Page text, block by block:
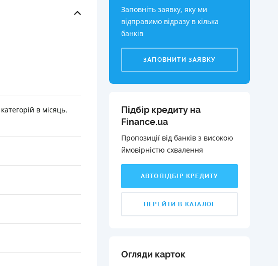
в місяць.
Заповніть заявку, яку ми
відправимо відразу в кілька
банків
ЗАПОВНИТИ ЗАЯВКУ
Підбір кредиту на
Finance.ua
Пропозиції від банків з високою
ймовірністю схвалення️
АВТОПІДБІР КРЕДИТУ
ПЕРЕЙТИ В КАТАЛОГ
Огляди карток